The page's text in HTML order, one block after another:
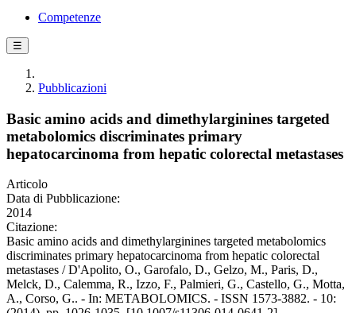
Competenze
☰
Pubblicazioni
Basic amino acids and dimethylarginines targeted
metabolomics discriminates primary
hepatocarcinoma from hepatic colorectal metastases
Articolo
Data di Pubblicazione:
2014
Citazione:
Basic amino acids and dimethylarginines targeted metabolomics
discriminates primary hepatocarcinoma from hepatic colorectal
metastases / D'Apolito, O., Garofalo, D., Gelzo, M., Paris, D.,
Melck, D., Calemma, R., Izzo, F., Palmieri, G., Castello, G., Motta,
A., Corso, G.. - In: METABOLOMICS. - ISSN 1573-3882. - 10: